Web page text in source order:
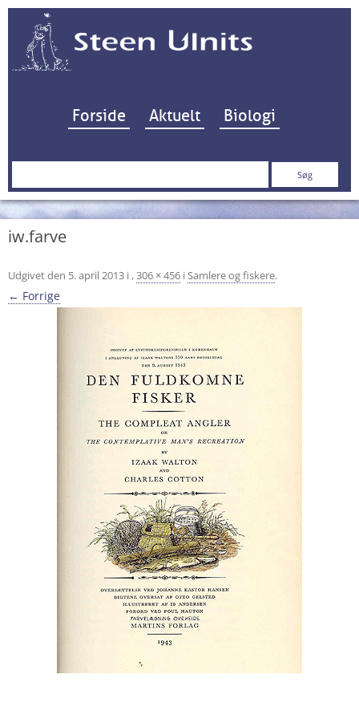
Hop til indhold
Forside Aktuelt Biologi
Søg
iw.farve
Udgivet den 5. april 2013 i ,306 × 456 iSamlere og fiskere.
← Forrige